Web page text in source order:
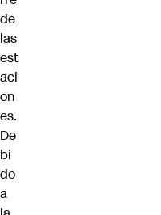
de
las
est
aci
on
es.
De
bi
do
a